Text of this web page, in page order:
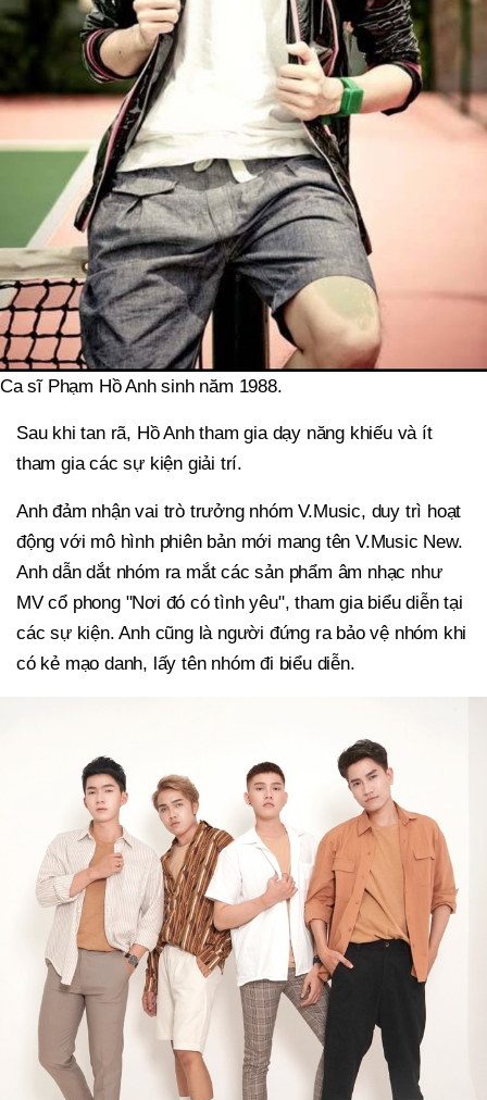
Ca sĩ Phạm Hồ Anh sinh năm 1988.
Sau khi tan rã, Hồ Anh tham gia dạy năng khiếu và ít
tham gia các sự kiện giải trí.
Anh đảm nhận vai trò trưởng nhóm V.Music, duy trì hoạt
động với mô hình phiên bản mới mang tên V.Music New.
Anh dẫn dắt nhóm ra mắt các sản phẩm âm nhạc như
MV cổ phong "Nơi đó có tình yêu", tham gia biểu diễn tại
các sự kiện. Anh cũng là người đứng ra bảo vệ nhóm khi
có kẻ mạo danh, lấy tên nhóm đi biểu diễn.